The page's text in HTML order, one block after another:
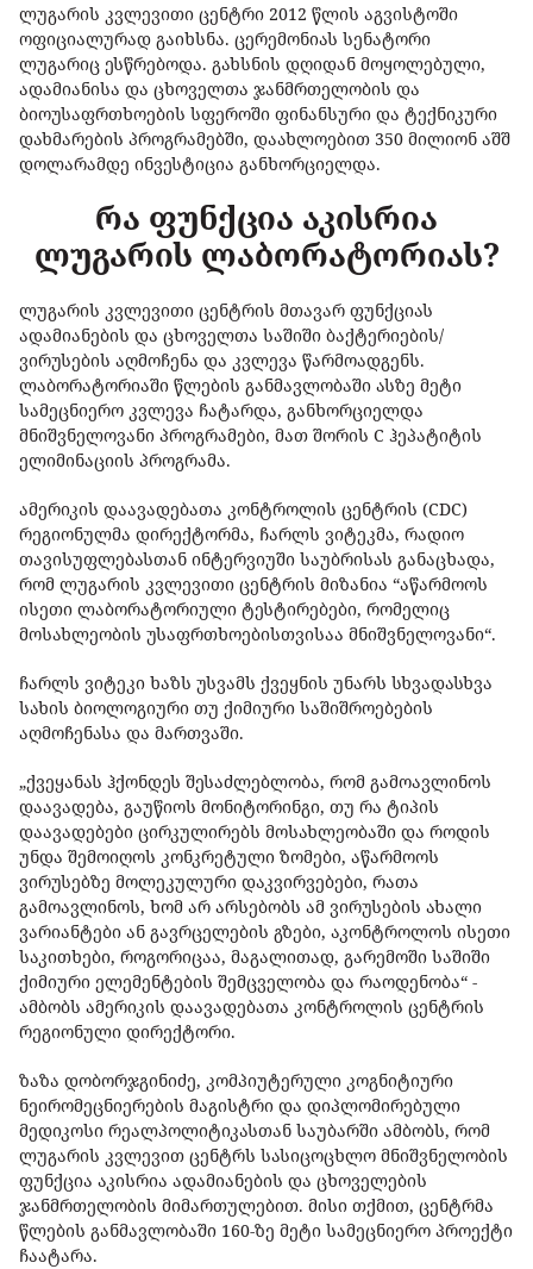
ლუგარის კვლევითი ცენტრი 2012 წლის აგვისტოში
ოფიციალურად გაიხსნა. ცერემონიას სენატორი
ლუგარიც ესწრებოდა. გახსნის დღიდან მოყოლებული,
ადამიანისა და ცხოველთა ჯანმრთელობის და
ბიოუსაფრთხოების სფეროში ფინანსური და ტექნიკური
დახმარების პროგრამებში, დაახლოებით 350 მილიონ აშშ
დოლარამდე ინვესტიცია განხორციელდა.
რა ფუნქცია აკისრია
ლუგარის ლაბორატორიას?
ლუგარის კვლევითი ცენტრის მთავარ ფუნქციას
ადამიანების და ცხოველთა საშიში ბაქტერიების/
ვირუსების აღმოჩენა და კვლევა წარმოადგენს.
ლაბორატორიაში წლების განმავლობაში ასზე მეტი
სამეცნიერო კვლევა ჩატარდა, განხორციელდა
მნიშვნელოვანი პროგრამები, მათ შორის C ჰეპატიტის
ელიმინაციის პროგრამა.
ამერიკის დაავადებათა კონტროლის ცენტრის (CDC)
რეგიონულმა დირექტორმა, ჩარლს ვიტეკმა, რადიო
თავისუფლებასთან ინტერვიუში საუბრისას განაცხადა,
რომ ლუგარის კვლევითი ცენტრის მიზანია “აწარმოოს
ისეთი ლაბორატორიული ტესტირებები, რომელიც
მოსახლეობის უსაფრთხოებისთვისაა მნიშვნელოვანი“.
ჩარლს ვიტეკი ხაზს უსვამს ქვეყნის უნარს სხვადასხვა
სახის ბიოლოგიური თუ ქიმიური საშიშროებების
აღმოჩენასა და მართვაში.
„ქვეყანას ჰქონდეს შესაძლებლობა, რომ გამოავლინოს
დაავადება, გაუწიოს მონიტორინგი, თუ რა ტიპის
დაავადებები ცირკულირებს მოსახლეობაში და როდის
უნდა შემოიღოს კონკრეტული ზომები, აწარმოოს
ვირუსებზე მოლეკულური დაკვირვებები, რათა
გამოავლინოს, ხომ არ არსებობს ამ ვირუსების ახალი
ვარიანტები ან გავრცელების გზები, აკონტროლოს ისეთი
საკითხები, როგორიცაა, მაგალითად, გარემოში საშიში
ქიმიური ელემენტების შემცველობა და რაოდენობა“ -
ამბობს ამერიკის დაავადებათა კონტროლის ცენტრის
რეგიონული დირექტორი.
ზაზა დობორჯგინიძე, კომპიუტერული კოგნიტიური
ნეირომეცნიერების მაგისტრი და დიპლომირებული
მედიკოსი რეალპოლიტიკასთან საუბარში ამბობს, რომ
ლუგარის კვლევით ცენტრს სასიცოცხლო მნიშვნელობის
ფუნქცია აკისრია ადამიანების და ცხოველების
ჯანმრთელობის მიმართულებით. მისი თქმით, ცენტრმა
წლების განმავლობაში 160-ზე მეტი სამეცნიერო პროექტი
ჩაატარა.